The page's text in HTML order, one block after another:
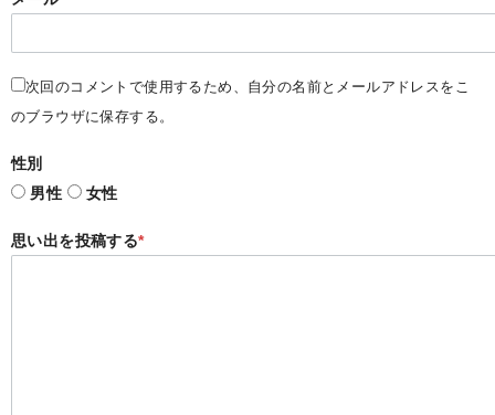
次回のコメントで使用するため、自分の名前とメールアドレスをこ
のブラウザに保存する。
性別
男性
女性
思い出を投稿する*